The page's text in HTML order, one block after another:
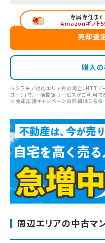
専属専任ま
Amazonギフト
売却査
購入
※クラモア対応エリア外の場合、NTTデ
ユー）」で、一括査定サービスがご利用で
※売却応援キャンペーンの詳細はこちら
周辺エリアの中古マ